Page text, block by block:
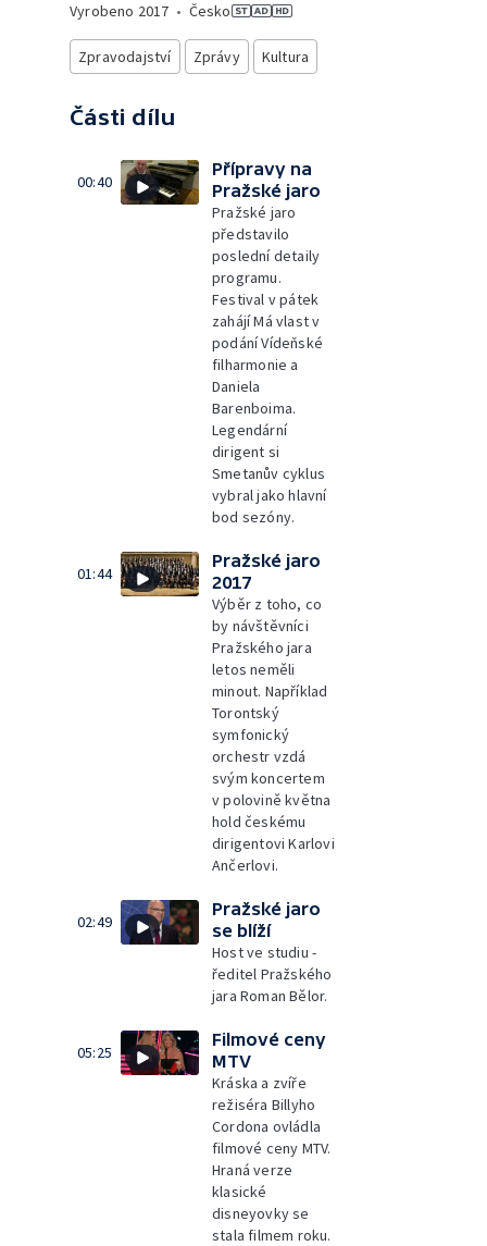
Vyrobeno 2017 • Česko
Zpravodajství Zprávy Kultura
Části dílu
00:40
Přípravy na
Pražské jaro
Pražské jaro
představilo
poslední detaily
programu.
Festival v pátek
zahájí Má vlast v
podání Vídeňské
filharmonie a
Daniela
Barenboima.
Legendární
dirigent si
Smetanův cyklus
vybral jako hlavní
bod sezóny.
01:44
Pražské jaro
2017
Výběr z toho, co
by návštěvníci
Pražského jara
letos neměli
minout. Například
Torontský
symfonický
orchestr vzdá
svým koncertem
v polovině května
hold českému
dirigentovi Karlovi
Ančerlovi.
02:49
Pražské jaro
se blíží
Host ve studiu -
ředitel Pražského
jara Roman Bělor.
05:25
Filmové ceny
MTV
Kráska a zvíře
režiséra Billyho
Cordona ovládla
filmové ceny MTV.
Hraná verze
klasické
disneyovky se
stala filmem roku.